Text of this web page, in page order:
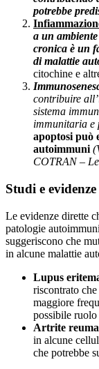
potrebbe
a un
cronica è un
di malattie
citochine e
contribuire
sistema
immunitaria e
apoptosi può
autoimmuni
COTRAN –
Studi e evidenze
Le evidenze dirette
patologie
suggeriscono che
in alcune malattie
Lupus
riscontrato
maggiore
possibile ruolo
Artrite
in alcune
che potrebbe